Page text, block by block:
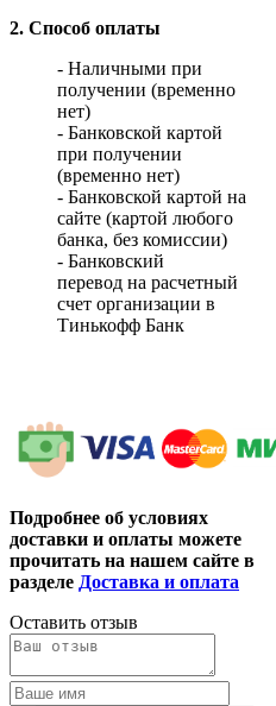
2. Способ оплаты
- Наличными при
получении (временно
нет)
- Банковской картой
при получении
(временно нет)
- Банковской картой на
сайте (картой любого
банка, без комиссии)
- Банковский
перевод на расчетный
счет организации в
Тинькофф Банк
Подробнее об условиях
доставки и оплаты можете
прочитать на нашем сайте в
разделе Доставка и оплата
Оставить отзыв